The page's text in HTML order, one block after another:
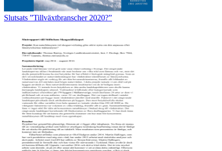
Slutsats ”Tillväxtbranscher 2020?”